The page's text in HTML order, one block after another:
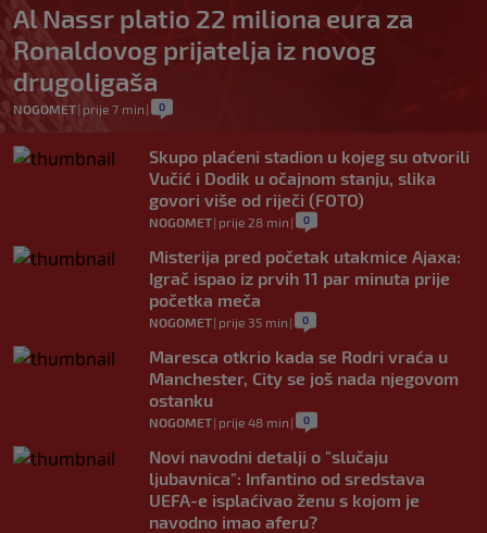
Al Nassr platio 22 miliona eura za
Ronaldovog prijatelja iz novog
drugoligaša
NOGOMET| prije 7 min | 0
Skupo plaćeni stadion u kojeg su otvorili
Vučić i Dodik u očajnom stanju, slika
govori više od riječi (FOTO)
NOGOMET| prije 28 min | 0
Misterija pred početak utakmice Ajaxa:
Igrač ispao iz prvih 11 par minuta prije
početka meča
NOGOMET| prije 35 min | 0
Maresca otkrio kada se Rodri vraća u
Manchester, City se još nada njegovom
ostanku
NOGOMET| prije 48 min | 0
Novi navodni detalji o "slučaju
ljubavnica": Infantino od sredstava
UEFA-e isplaćivao ženu s kojom je
navodno imao aferu?